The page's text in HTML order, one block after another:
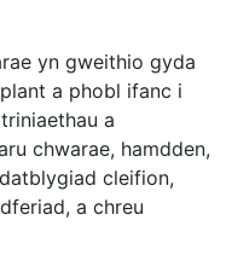
yn gweithio gyda
a phobl ifanc i
a
chwarae, hamdden,
cleifion,
a chreu